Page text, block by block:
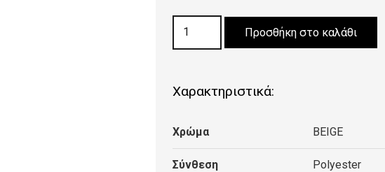
ΧΑΛΙ
BEIGE
0,80cm
ποσότητα
Προσθήκη στο καλάθι
Χαρακτηριστικά:
Χρώμα BEIGE
Σύνθεση Polyester